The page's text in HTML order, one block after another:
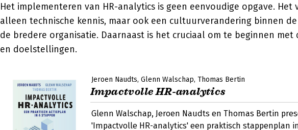
Het implementeren van HR-analytics is geen eenvoudige opgave. Het
alleen technische kennis, maar ook een cultuurverandering binnen
de bredere organisatie. Daarnaast is het cruciaal om te beginnen met
en doelstellingen.
Jeroen Naudts Glenn Walschap Thomas Bertin
Impactvolle HR-analytics
Glenn Walschap, Jeroen Naudts en Thomas Bertin
'Impactvolle HR-analytics' een praktisch stappenplan